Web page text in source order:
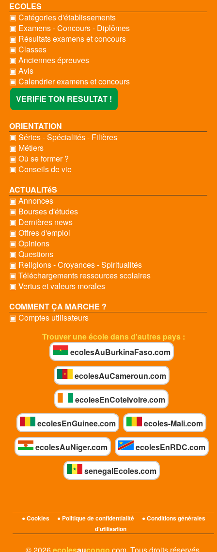
ECOLES
▣ Catégories d'établissements
▣ Examens - Concours - Diplômes
▣ Résultats examens et concours
▣ Classes
▣ Anciennes épreuves
▣ Avis
▣ Calendrier examens et concours
VERIFIE TON RESULTAT !
ORIENTATION
▣ Séries - Spécialités - Filières
▣ Métiers
▣ Où se former ?
▣ Conseils de vie
ACTUALITéS
▣ Annonces
▣ Bourses d'études
▣ Dernières news
▣ Offres d'emploi
▣ Opinions
▣ Questions
▣ Religions - Croyances - Spiritualités
▣ Téléchargements ressources scolaires
▣ Vertus et valeurs morales
COMMENT ÇA MARCHE ?
▣ Comptes utilisateurs
Trouver une école dans d'autres pays :
ecolesAuBurkinaFaso.com
ecolesAuCameroun.com
ecolesEnCoteIvoire.com
ecolesEnGuinee.com ecoles-Mali.com
ecolesAuNiger.com ecolesEnRDC.com
senegalEcoles.com
● Cookies ● Politique de confidentialité
● Conditions générales
d'utilisation